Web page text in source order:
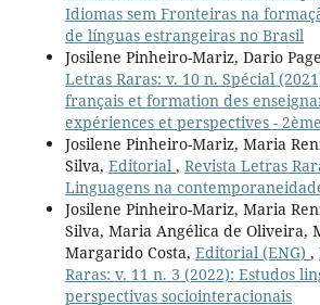
Idiomas sem Fronteiras na
de línguas estrangeiras no Brasil
Josilene Pinheiro-Mariz, Dario
Letras Raras: v. 10 n. Spécial
français et formation des
expériences et perspectives -
Josilene Pinheiro-Mariz, Maria
Silva, Editorial , Revista Letras
Linguagens na
Josilene Pinheiro-Mariz, Maria
Silva, Maria Angélica de Oliveira,
Margarido Costa, Editorial (ENG) ,
Raras: v. 11 n. 3 (2022): Estudos
perspectivas sociointeracionais